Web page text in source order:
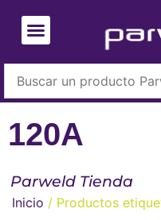
120A
Parweld Tienda
Inicio / Productos